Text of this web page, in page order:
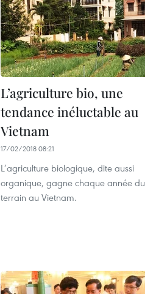
L’agriculture bio, une
tendance inéluctable au
Vietnam
17/02/2018 08:21
L’agriculture biologique, dite aussi
organique, gagne chaque année du
terrain au Vietnam.